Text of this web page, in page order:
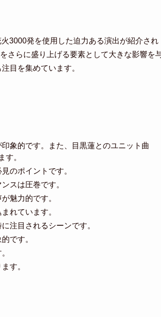
3000発を使用した迫力ある演出が紹介され
さらに盛り上げる要素として大きな影響を
目を集めています。
象的です。また、目黒蓮とのユニット曲
す。
のポイントです。
スは圧巻です。
魅力的です。
れています。
注目されるシーンです。
です。
す。